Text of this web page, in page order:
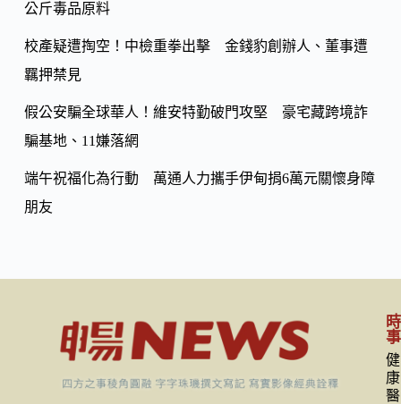
公斤毒品原料
校產疑遭掏空！中檢重拳出擊 金錢豹創辦人、董事遭
羈押禁見
假公安騙全球華人！維安特勤破門攻堅 豪宅藏跨境詐
騙基地、11嫌落網
端午祝福化為行動 萬通人力攜手伊甸捐6萬元關懷身障
朋友
時
事
健
康
醫